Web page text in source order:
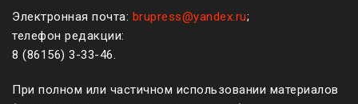
Электронная почта: brupress@yandex.ru;
телефон редакции:
8 (861 56) 3-33-46.
При полном или частичном использовании материалов